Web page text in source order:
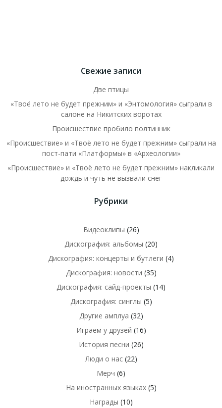
Свежие записи
Две птицы
«Твоё лето не будет прежним» и «Энтомология» сыграли в
салоне на Никитских воротах
Происшествие пробило полтинник
«Происшествие» и «Твоё лето не будет прежним» сыграли на
пост-пати «Платформы» в «Археологии»
«Происшествие» и «Твоё лето не будет прежним» накликали
дождь и чуть не вызвали снег
Рубрики
Видеоклипы (26)
Дискография: альбомы (20)
Дискография: концерты и бутлеги (4)
Дискография: новости (35)
Дискография: сайд-проекты (14)
Дискография: синглы (5)
Другие амплуа (32)
Играем у друзей (16)
История песни (26)
Люди о нас(22)
Мерч (6)
На иностранных языках(5)
Награды (10)